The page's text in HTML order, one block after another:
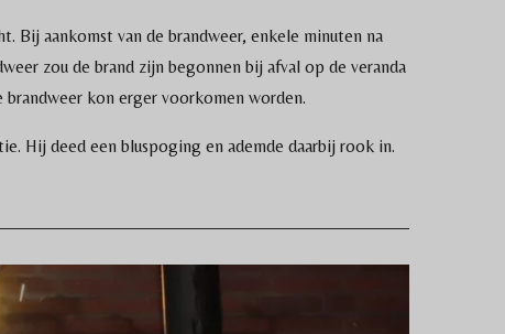
Bij aankomst van de brandweer, enkele minuten na
zou de brand zijn begonnen bij afval op de veranda
kon erger voorkomen worden.
Hij deed een bluspoging en ademde daarbij rook in.